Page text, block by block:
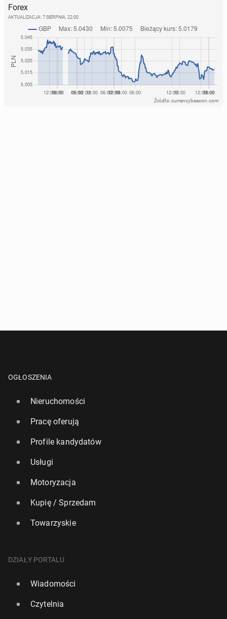
Forex
AKTUALIZACJA: 7 SIERPNIA, 22:00
Źródło: currencybeacon.com
OGŁOSZENIA
Nieruchomości
Pracę oferują
Profile kandydatów
Usługi
Motoryzacja
Kupię / Sprzedam
Towarzyskie
DZIAŁY PORTALU
Wiadomości
Czytelnia